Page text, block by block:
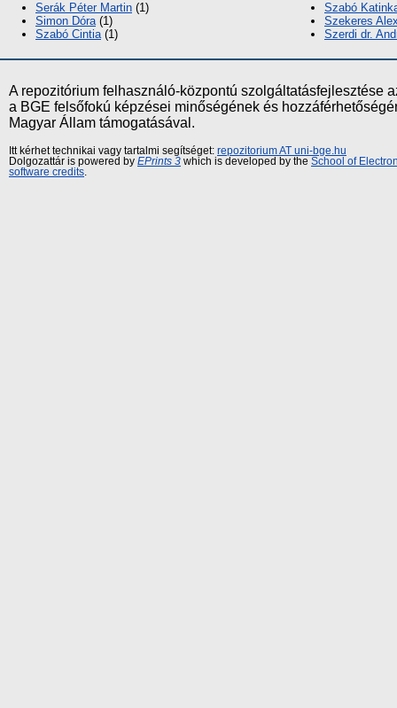
Serák Péter Martin (1)
Simon Dóra(1)
Szabó Cintia(1)
Szabó
Szekeres
Szerdi dr.
A repozitórium felhasználó-központú szolgáltatásfejlesztése
a BGE felsőfokú képzései minőségének és
Magyar Állam támogatásával.
Itt kérhet technikai vagy tartalmi segítséget: repozitorium AT uni-bge.hu
Dolgozattár is powered by EPrints 3 which is developed by the School of
software credits